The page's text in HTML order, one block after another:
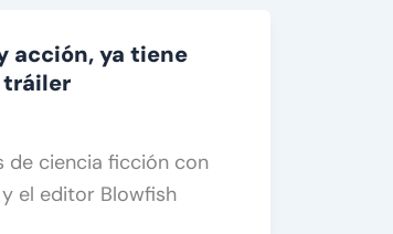
acción, ya tiene
tráiler
de ciencia ficción con
el editor Blowfish